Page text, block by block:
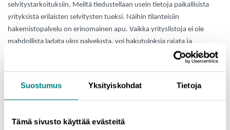
Suostumus Yksityiskohdat Tietoja
Tämä sivusto käyttää evästeitä
selvitystarkoituksiin. Meiltä tiedustellaan usein tietoja paikallisista
yrityksistä erilaisten selvitysten tueksi. Näihin tilanteisiin
hakemistopalvelu on erinomainen apu. Vaikka yrityslistoja ei ole
mahdollista ladata ulos palvelusta, voi hakutuloksia rajata ja
tarkastella monella tavalla ja porautua yhteenvedoista
yksityiskohtaisempiin tietoihin, kertoo Jari-Pekka Niemi Prizztechistä.
Yritystietoja ylläpidetään yhteistyöllä
Uuden Satakanta yritys- ja palveluhakemiston tarjoavat